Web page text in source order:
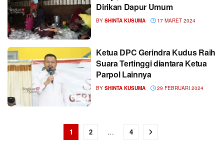
Dirikan Dapur Umum
BY SHINTA KUSUMA 17 MARET 2024
Ketua DPC Gerindra Kudus Raih
Suara Tertinggi diantara Ketua
Parpol Lainnya
BY SHINTA KUSUMA 29 FEBRUARI 2024
1 2 … 4